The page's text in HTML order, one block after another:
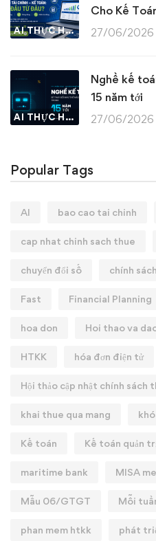
AI THỰC HÀNH
Cho Kế
27/06/2026
AI THỰC HÀNH
Nghề kế
15 năm tới
27/06/2026
Popular Tags
AI bao cao tai chinh
cap nhat chinh sach thue
chuyển đổi số chính
Fast Financial Planning
hoa don Hoi thao va
HTKK hóa đơn điện tử
Hội thảo cập nhật chính sách
khai thue qua mang
Kế toán Kế toán quản
maritime bank MISA
Mẫu 06/GTGT Mỗi
phan mem htkk phát